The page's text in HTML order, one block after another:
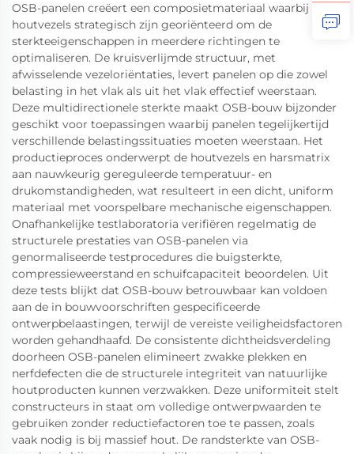
OSB-panelen creëert een composietmateriaal waarbij
houtvezels strategisch zijn georiënteerd om de
sterkteeigenschappen in meerdere richtingen te
optimaliseren. De kruisverlijmde structuur, met
afwisselende vezeloriëntaties, levert panelen op die zowel
belasting in het vlak als uit het vlak effectief weerstaan.
Deze multidirectionele sterkte maakt OSB-bouw bijzonder
geschikt voor toepassingen waarbij panelen tegelijkertijd
verschillende belastingssituaties moeten weerstaan. Het
productieproces onderwerpt de houtvezels en harsmatrix
aan nauwkeurig gereguleerde temperatuur- en
drukomstandigheden, wat resulteert in een dicht, uniform
materiaal met voorspelbare mechanische eigenschappen.
Onafhankelijke testlaboratoria verifiëren regelmatig de
structurele prestaties van OSB-panelen via
genormaliseerde testprocedures die buigsterkte,
compressieweerstand en schuifcapaciteit beoordelen. Uit
deze tests blijkt dat OSB-bouw betrouwbaar kan voldoen
aan de in bouwvoorschriften gespecificeerde
ontwerpbelaastingen, terwijl de vereiste veiligheidsfactoren
worden gehandhaafd. De consistente dichtheidsverdeling
doorheen OSB-panelen elimineert zwakke plekken en
nerfdefecten die de structurele integriteit van natuurlijke
houtproducten kunnen verzwakken. Deze uniformiteit stelt
constructeurs in staat om volledige ontwerpwaarden te
gebruiken zonder reductiefactoren toe te passen, zoals
vaak nodig is bij massief hout. De randsterkte van OSB-